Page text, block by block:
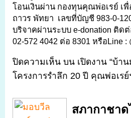
โอนเงินผ่าน กองทุนคุณพ่อเรย์ เ
ถาวร พัทยา เลขที่บัญชี 983-0-
บริจาคผ่านระบบ e-donation ติ
02-572 4042 ต่อ 8301 หรือLine :
ปิดความเห็น บน เปิดงาน “บ้า
โครงการรำลึก 20 ปี คุณพ่อเรย์
สภากาชาด